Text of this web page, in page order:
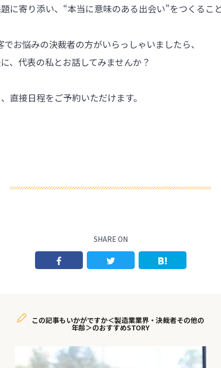
に寄り添い、“本当に意味のある出会い”をつくるこ
お悩みの決裁者の方がいらっしゃいましたら、
、代表の私とお話してみませんか？
直接日程をご予約いただけます。
SHARE ON
この記事もいかがですか＜製造業業界・決裁者その他の
年齢＞のおすすめSTORY